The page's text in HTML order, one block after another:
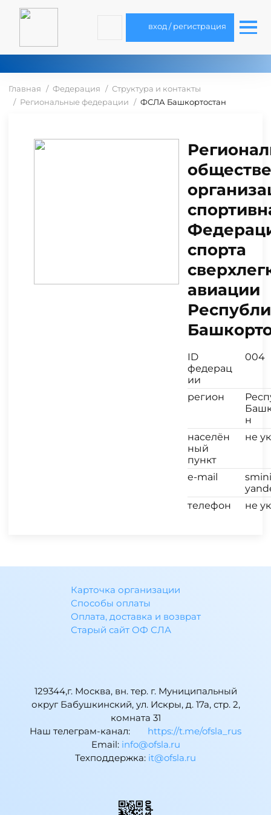
вход / регистрация
Главная Федерация
Структура и контакты
Региональные федерации
ФСЛА Башкортостан
спорта
авиации
ID
федерац
ии
004
регион
н
населён
ный
пункт
не
e-mail
телефон
не
Карточка организации
Способы оплаты
Оплата, доставка и возврат
Старый сайт ОФ СЛА
129344,г. Москва, вн. тер. г. Муниципальный
округ Бабушкинский, ул. Искры, д. 17а, стр. 2,
комната 31
Наш телеграм-канал:
https://t.me/ofsla_rus
Email: ur.alsfo@ofni
Техподдержка: ur.alsfo@ti